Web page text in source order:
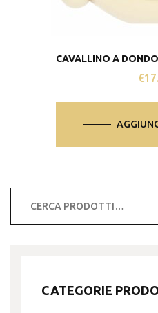
CAVALLINO A
€
CATEGORIE